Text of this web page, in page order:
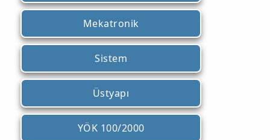
Mekatronik
Sistem
Üstyapı
YÖK 100/2000